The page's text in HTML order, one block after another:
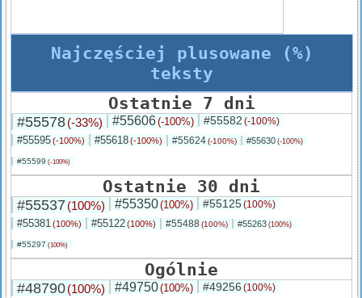
Najczęściej plusowane (%)
teksty
Ostatnie 7 dni
#55578(-33%) #55606(-100%) #55582 (-100%)
#55595(-100%) #55618(-100%) #55624(-100%) #55630 (-100%)
#55599 (-100%)
Ostatnie 30 dni
#55537 (100%) #55350(100%) #55125(100%)
#55381(100%) #55122(100%) #55488 (100%) #55263 (100%)
#55297 (100%)
Ogólnie
#48790(100%) #49750(100%) #49256 (100%)